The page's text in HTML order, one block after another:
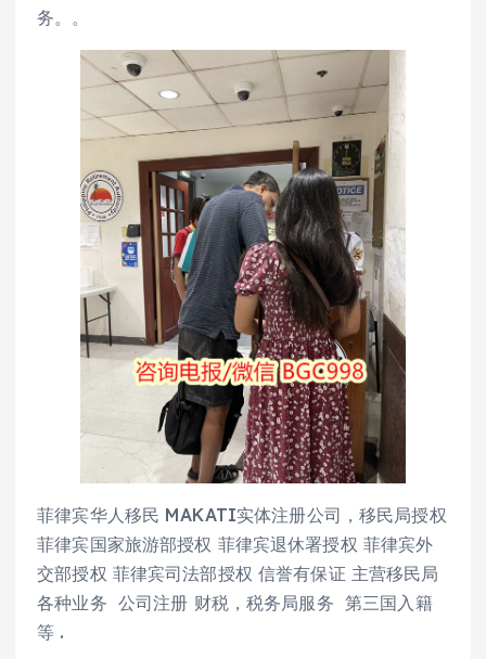
务。。
菲律宾华人移民 MAKATI实体注册公司，移民局授权
菲律宾国家旅游部授权 菲律宾退休署授权 菲律宾外
交部授权 菲律宾司法部授权 信誉有保证 主营移民局
各种业务 公司注册 财税，税务局服务 第三国入籍
等 .